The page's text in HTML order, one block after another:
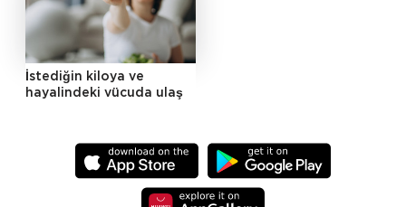
İstediğin kiloya ve
hayalindeki vücuda ulaş